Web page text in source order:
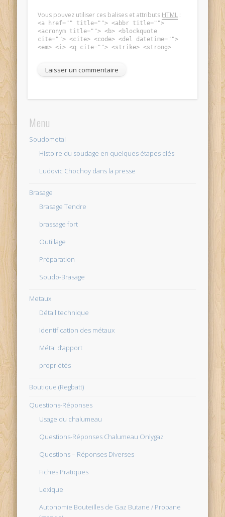
Vous pouvez utiliser ces balises et attributs HTML :
<a href="" title=""> <abbr title="">
<acronym title=""> <b> <blockquote
cite=""> <cite> <code> <del datetime="">
<em> <i> <q cite=""> <strike> <strong>
Menu
Soudometal
Histoire du soudage en quelques étapes clés
Ludovic Chochoy dans la presse
Brasage
Brasage Tendre
brassage fort
Outillage
Préparation
Soudo-Brasage
Metaux
Détail technique
Identification des métaux
Métal d’apport
propriétés
Boutique (Regbatt)
Questions-Réponses
Usage du chalumeau
Questions-Réponses Chalumeau Onlygaz
Questions – Réponses Diverses
Fiches Pratiques
Lexique
Autonomie Bouteilles de Gaz Butane / Propane